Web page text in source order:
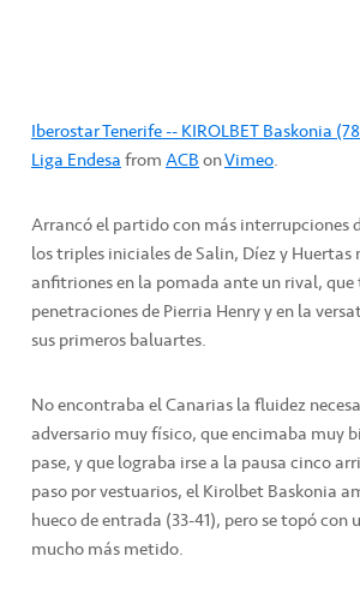
Iberostar Tenerife -- KIROLBET Baskonia
Liga EndesafromACBonVimeo.
Arrancó el partido con más interrupciones
los triples iniciales de Salin, Díez y
anfitriones en la pomada ante un rival, que
penetraciones de Pierria Henry y en la
sus primeros baluartes.
No encontraba el Canarias la fluidez
adversario muy físico, que encimaba muy
pase, y que lograba irse a la pausa cinco
paso por vestuarios, el Kirolbet Baskonia
hueco de entrada (33-41), pero se topó con
mucho más metido.